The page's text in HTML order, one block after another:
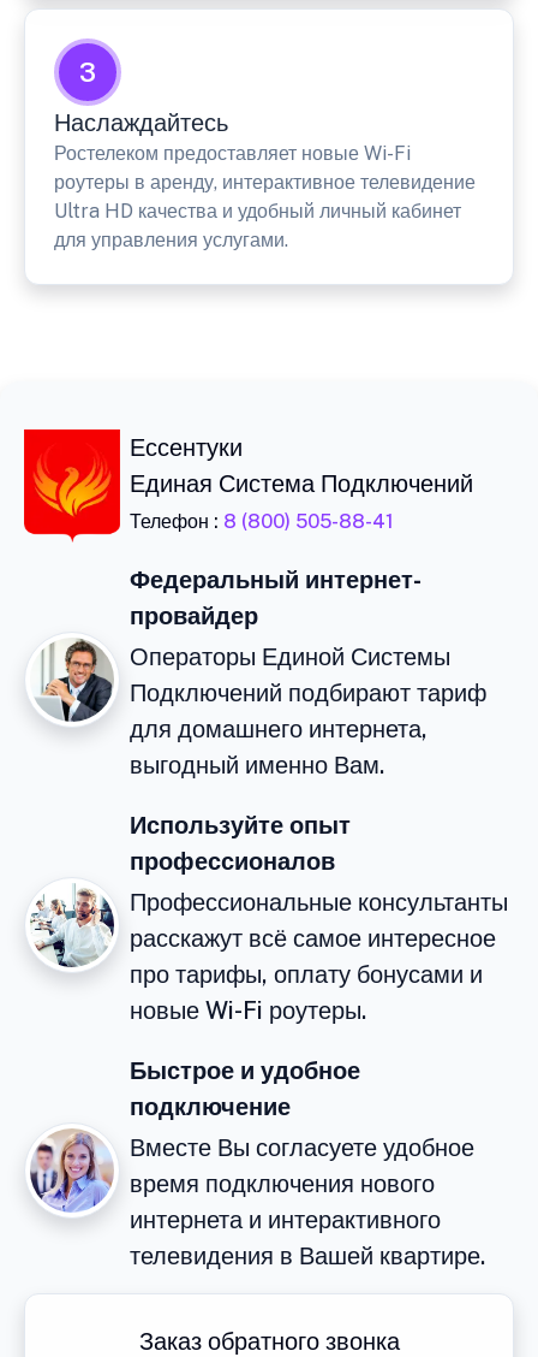
3
Наслаждайтесь
Ростелеком предоставляет новые Wi-Fi
роутеры в аренду, интерактивное телевидение
Ultra HD качества и удобный личный кабинет
для управления услугами.
Ессентуки
Единая Система Подключений
Телефон : 8 (800) 505-88-41
Федеральный интернет-
провайдер
Операторы Единой Системы
Подключений подбирают тариф
для домашнего интернета,
выгодный именно Вам.
Используйте опыт
профессионалов
Профессиональные консультанты
расскажут всё самое интересное
про тарифы, оплату бонусами и
новые Wi-Fi роутеры.
Быстрое и удобное
подключение
Вместе Вы согласуете удобное
время подключения нового
интернета и интерактивного
телевидения в Вашей квартире.
Заказ обратного звонка